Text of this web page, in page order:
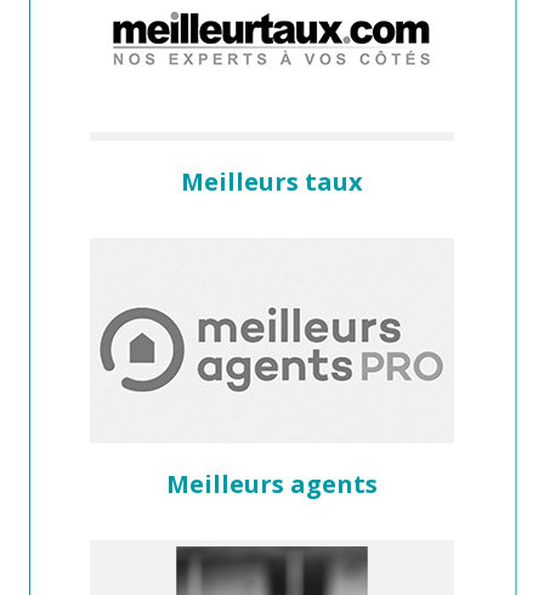
Meilleurs taux
Meilleurs agents